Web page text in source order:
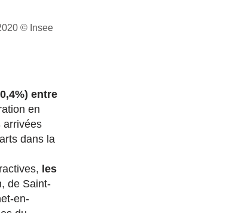
© Insee
entre
en
arrivées
dans la
les
de Saint-
en-